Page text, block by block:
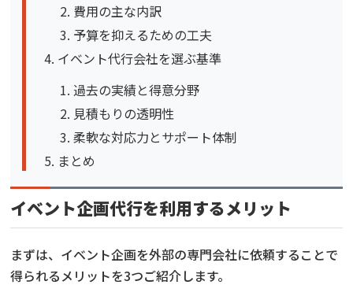
費用の主な内訳
予算を抑えるための工夫
イベント代行会社を選ぶ基準
過去の実績と得意分野
見積もりの透明性
柔軟な対応力とサポート体制
まとめ
イベント企画代行を利用するメリット
まずは、イベント企画を外部の専門会社に依頼することで
得られるメリットを3つご紹介します。